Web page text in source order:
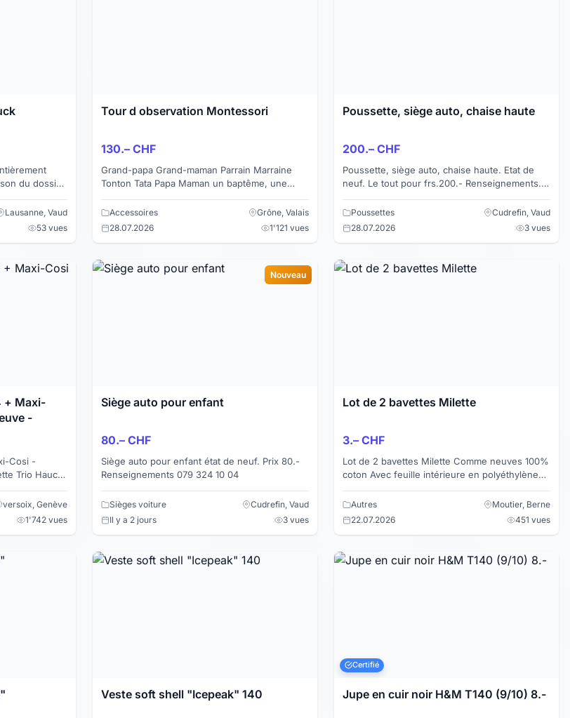
du dossier
Lausanne, Vaud
53 vues
Tour d observation Montessori
130.– CHF
Grand-papa Grand-maman Parrain Marraine
Tonton Tata Papa Maman un baptême, une
de cadeau Nous vous e...
Accessoires
Grône, Valais
28.07.2026
1'121 vues
Poussette, siège auto, chaise haute
200.– CHF
Poussette, siège auto, chaise haute. Etat de
neuf. Le tout pour frs.200.- Renseignements.
Poussettes
Cudrefin, Vaud
28.07.2026
3 vues
+ Maxi-
-
Cosi -
versoix, Genève
1'742 vues
Nouveau
Siège auto pour enfant
80.– CHF
Siège auto pour enfant état de neuf. Prix 80.-
Renseignements 079 324 10 04
Sièges voiture
Cudrefin, Vaud
Il y a 2 jours
3 vues
Lot de 2 bavettes Milette
3.– CHF
Lot de 2 bavettes Milette Comme neuves 100%
coton Avec feuille intérieure en polyéthylène
Autres
Moutier, Berne
22.07.2026
451 vues
Veste soft shell "Icepeak" 140
Certifié
Jupe en cuir noir H&M T140 (9/10) 8.-